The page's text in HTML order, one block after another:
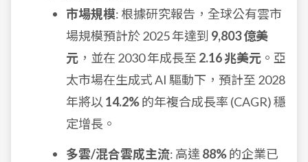
市場規模: 根據研究報告，全球公有雲市
場規模預計於 2025 年達到 9,803 億美
元 ，並在 2030 年成長至 2.16 兆美元 。亞
太市場在生成式 AI 驅動下，預計至 2028
年將以 14.2%的年複合成長率 (CAGR) 穩
定增長。
多雲/混合雲成主流: 高達 88%的企業已